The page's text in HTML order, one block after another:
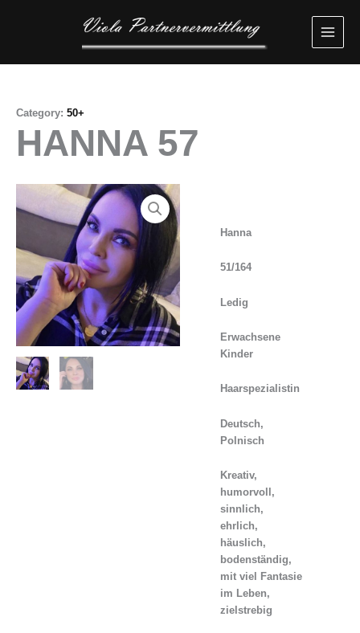
Category: 50+
HANNA 57
Hanna
51/164
Ledig
Erwachsene
Kinder
Haarspezialistin
Deutsch,
Polnisch
Kreativ,
humorvoll,
sinnlich,
ehrlich,
häuslich,
bodenständig,
mit viel Fantasie
im Leben,
zielstrebig